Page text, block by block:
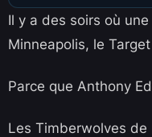
Il y a des soirs où
Minneapolis, le
Parce que Anthony
Les Timberwolves de